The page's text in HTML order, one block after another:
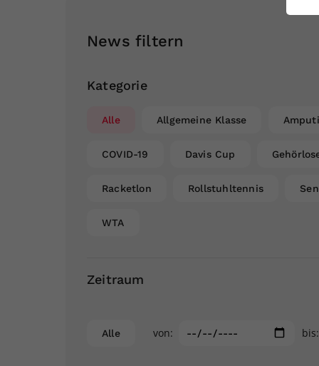
News filtern
Kategorie
Alle Allgemeine Klasse
COVID-19 Davis Cup
Racketlon Rollstuhltennis
WTA
Zeitraum
Alle von: bis: